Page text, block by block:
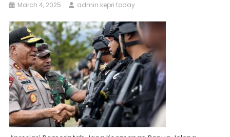
March 4, 2025 admin kepri today